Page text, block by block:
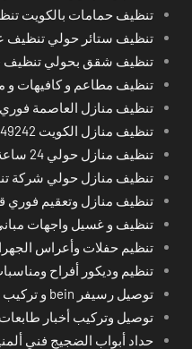
تنظيف حمامات بالكويت
تنظيف ستائر حولي تنظيف
تنظيف شقق بحولي تنظيف
تنظيف مطاعم و كافيهات
تنظيف منازل العاصمة فوري
تنظيف منازل الكويت 55549242
تنظيف منازل حولي 24 ساعة خدمة تنظيف المساجد في حولي
تنظيف منازل حولي شركة
تنظيف منازل وتعقيم
تنظيف و غسيل واجهات
تنظيم حفلات وأعراس
تنظيم وديكور أفراح
توصيل رسيفر bein و تركيب ستلايت و رسيفرات في الكويت
توصيل وتركيب أخبار
حداد أبواب الضجيج فني